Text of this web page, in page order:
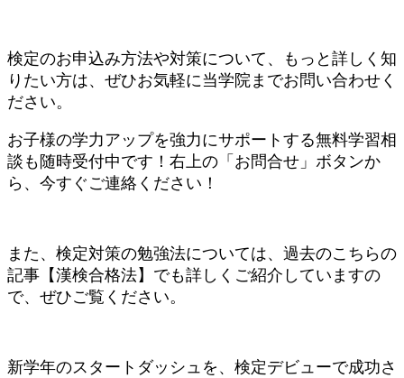
検定のお申込み方法や対策について、もっと詳しく知
りたい方は、ぜひお気軽に当学院までお問い合わせく
ださい。
お子様の学力アップを強力にサポートする無料学習相
談も随時受付中です！右上の「お問合せ」ボタンか
ら、今すぐご連絡ください！
また、検定対策の勉強法については、過去のこちらの
記事【漢検合格法】でも詳しくご紹介していますの
で、ぜひご覧ください。
新学年のスタートダッシュを、検定デビューで成功さ